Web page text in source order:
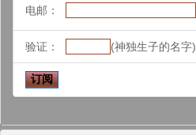
电邮：
验证： (神独生子的名字)